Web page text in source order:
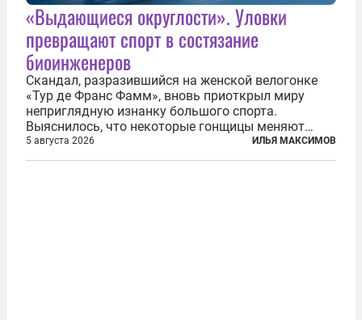
«Выдающиеся округлости». Уловки
превращают спорт в состязание
биоинженеров
Скандал, разразившийся на женской велогонке
«Тур де Франс Фамм», вновь приоткрыл миру
неприглядную изнанку большого спорта.
Выяснилось, что некоторые гонщицы меняют
размер груди ради улучшения аэродинамики. За
фасадом труда, мастерства, упорства и
5 августа 2026 ИЛЬЯ МАКСИМОВ